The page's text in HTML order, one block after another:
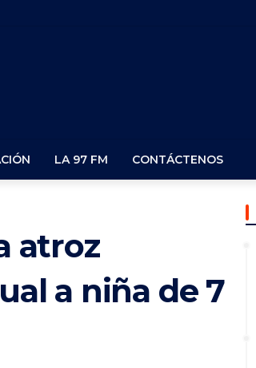
LA 97 FM CONTÁCTENOS
atroz
a niña de 7